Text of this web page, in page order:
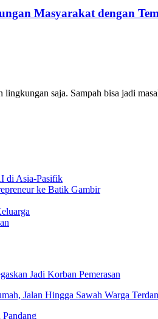
Masyarakat dengan
saja. Sampah bisa jadi
di Asia-Pasifik
ke Batik Gambir
Jadi Korban Pemerasan
Jalan Hingga Sawah Warga